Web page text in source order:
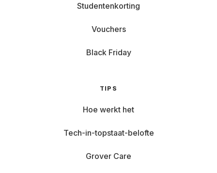
Studentenkorting
Vouchers
Black Friday
TIPS
Hoe werkt het
Tech-in-topstaat-belofte
Grover Care